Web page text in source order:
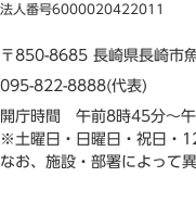
法人番号6000020422011
〒850-8685 長崎県長崎市
095-822-8888(代表)
開庁時間 午前8時45分～
※土曜日・日曜日・祝日・
なお、施設・部署によって